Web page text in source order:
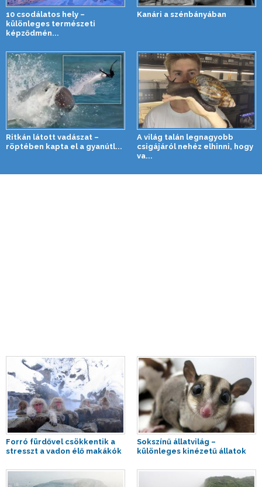
10 csodálatos hely –
különleges természeti
képződmén...
Kanári a szénbányában
Ritkán látott vadászat –
röptében kapta el a gyanútl...
A világ talán legnagyobb
csigájáról nehéz elhinni, hogy
va...
Forró fürdővel csökkentik a
stresszt a vadon élő makákók
Sokszínű állatvilág –
különleges kinézetű állatok